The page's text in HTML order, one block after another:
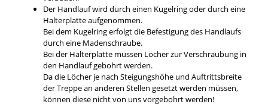
Der Handlauf wird durch einen Kugelring oder durch eine
Halterplatte aufgenommen.
Bei dem Kugelring erfolgt die Befestigung des Handlaufs
durch eine Madenschraube.
Bei der Halterplatte müssen Löcher zur Verschraubung in
den Handlauf gebohrt werden.
Da die Löcher je nach Steigungshöhe und Auftrittsbreite
der Treppe an anderen Stellen gesetzt werden müssen,
können diese nicht von uns vorgebohrt werden!